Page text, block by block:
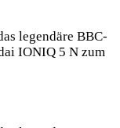
legendäre BBC-
IONIQ 5 N zum